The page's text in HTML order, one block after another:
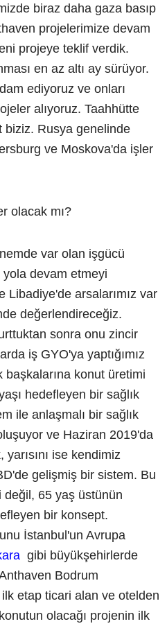
biraz daha gaza basıp
projelerimize devam
projeye teklif verdik.
en az altı ay sürüyor.
ediyoruz ve onları
alıyoruz. Taahhütte
biziz. Rusya genelinde
ve Moskova'da işler
olacak mı?
var olan işgücü
devam etmeyi
Libadiye'de arsalarımız var
değerlendireceğiz.
sonra onu zincir
iş GYO'ya yaptığımız
konut üretimi
hedefleyen bir sağlık
ile anlaşmalı bir sağlık
ve Haziran 2019'da
yarısını ise kendimiz
gelişmiş bir sistem. Bu
65 yaş üstünün
bir konsept.
İstanbul'un Avrupa
gibi büyükşehirlerde
Bodrum
etap ticari alan ve otelden
olacağı projenin ilk